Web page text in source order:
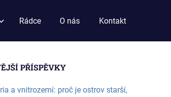
Rádce O nás Kontakt
PŘÍSPĚVKY
a vnitrozemí: proč je ostrov starší,